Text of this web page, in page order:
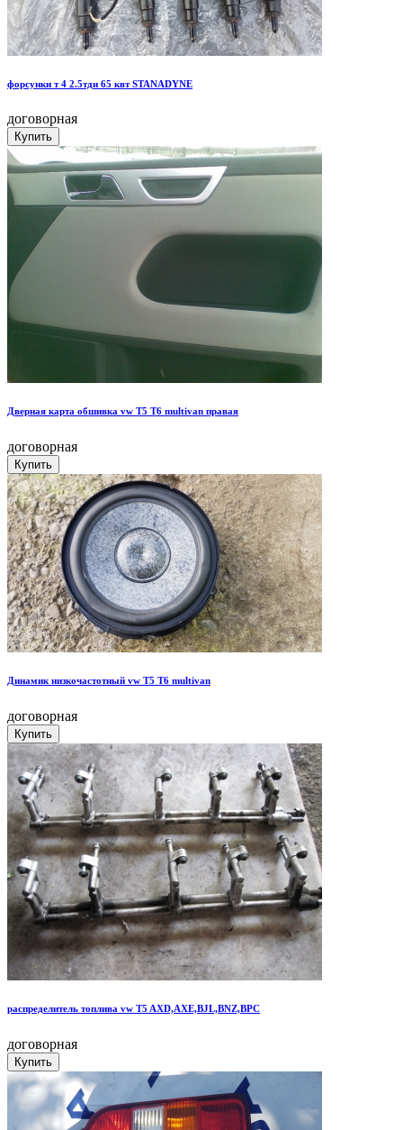
форсунки т 4 2.5тди 65 квт STANADYNE
договорная
Дверная карта обшивка vw T5 T6 multivan правая
договорная
Динамик низкочастотный vw T5 T6 multivan
договорная
распределитель топлива vw T5 AXD,AXE,BJL,BNZ,BPC
договорная